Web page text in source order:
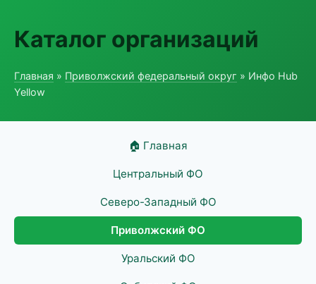
Каталог организаций
Главная » Приволжский федеральный округ » Инфо Hub
Yellow
🏠 Главная
Центральный ФО
Северо-Западный ФО
Приволжский ФО
Уральский ФО